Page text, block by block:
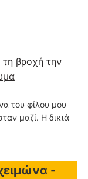
τη βροχή την
του φίλου μου
μαζί. Η δικιά
-